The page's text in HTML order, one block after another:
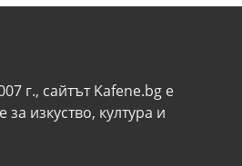
г., сайтът Kafene.bg e
изкуство, култура и